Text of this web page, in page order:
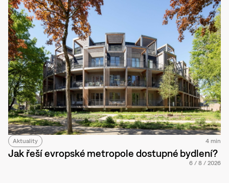
Aktuality 4 min
Jak řeší evropské metropole dostupné bydlení?
6 / 8 / 2026